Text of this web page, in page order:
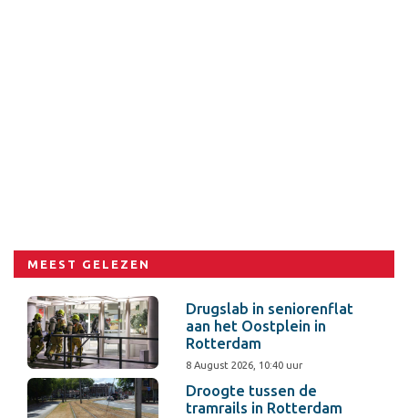
MEEST GELEZEN
Drugslab in seniorenflat
aan het Oostplein in
Rotterdam
8 August 2026, 10:40 uur
Droogte tussen de
tramrails in Rotterdam